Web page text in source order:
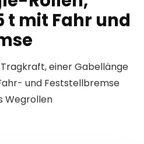
t mit Fahr und
einer Gabellänge
und Feststellbremse
Wegrollen